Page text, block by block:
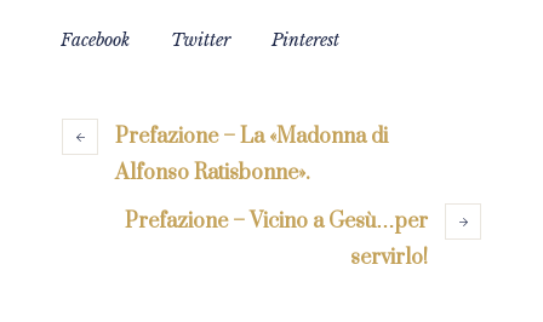
Facebook Twitter Pinterest
Prefazione – La «Madonna di
Alfonso Ratisbonne».
Prefazione – Vicino a Gesù…per
servirlo!